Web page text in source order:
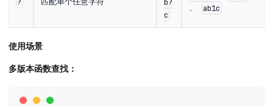
c
、
ab1c
使用场景
多版本函数查找：